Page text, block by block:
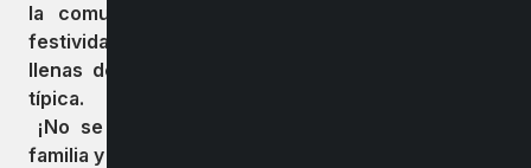
la comunidad a ser parte de esta tradicional
festividad costumbrista, que promete jornadas
llenas de cultura, música en vivo y gastronomía
típica.
¡No se lo pierdan! Un evento para disfrutar en
familia y conectar con nuestras raíces.